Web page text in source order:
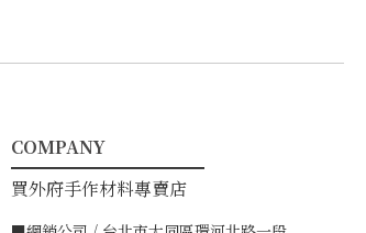
COMPANY
━━━━━━━━━━━
買外府手作材料專賣店